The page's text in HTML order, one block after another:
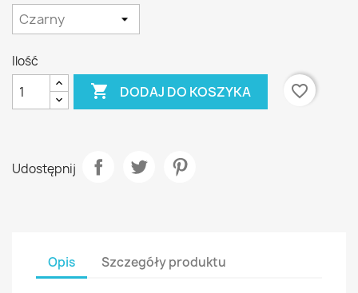
Ilość
 DODAJ DO KOSZYKA favorite_border
Udostępnij
Opis Szczegóły produktu